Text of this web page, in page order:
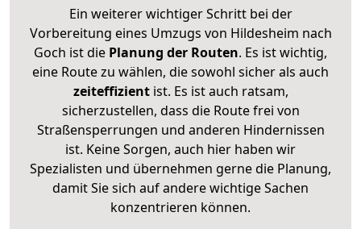
Ein weiterer wichtiger Schritt bei der
Vorbereitung eines Umzugs von Hildesheim nach
Goch ist die Planung der Routen. Es ist wichtig,
eine Route zu wählen, die sowohl sicher als auch
zeiteffizientist. Es ist auch ratsam,
sicherzustellen, dass die Route frei von
Straßensperrungen und anderen Hindernissen
ist. Keine Sorgen, auch hier haben wir
Spezialisten und übernehmen gerne die Planung,
damit Sie sich auf andere wichtige Sachen
konzentrieren können.